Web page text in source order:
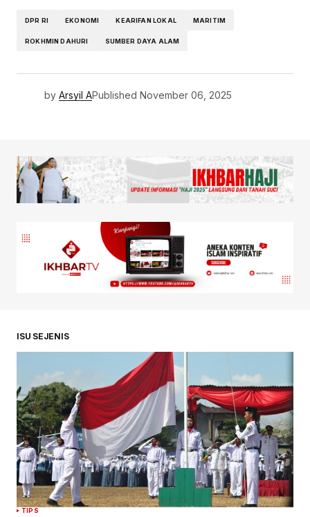
DPR RI EKONOMI KEARIFAN LOKAL MARITIM
ROKHMIN DAHURI SUMBER DAYA ALAM
by Arsyil APublished November 06, 2025
ISU SEJENIS
TIPS